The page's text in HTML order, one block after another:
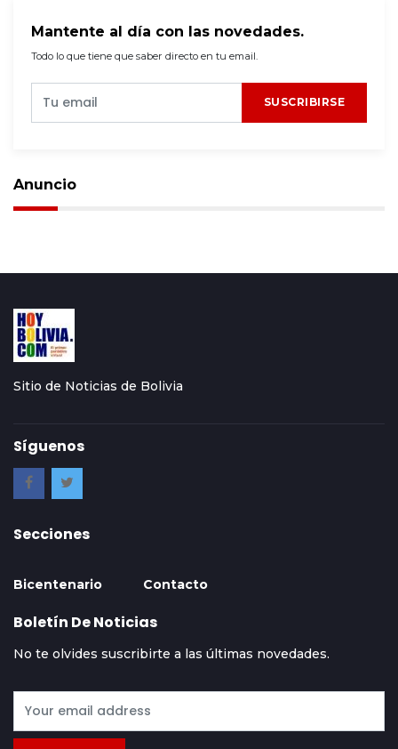
Mantente al día con las novedades.
Todo lo que tiene que saber directo en tu email.
SUSCRIBIRSE
Anuncio
Sitio de Noticias de Bolivia
Síguenos
Secciones
Bicentenario Contacto
Boletín De Noticias
No te olvides suscribirte a las últimas novedades.